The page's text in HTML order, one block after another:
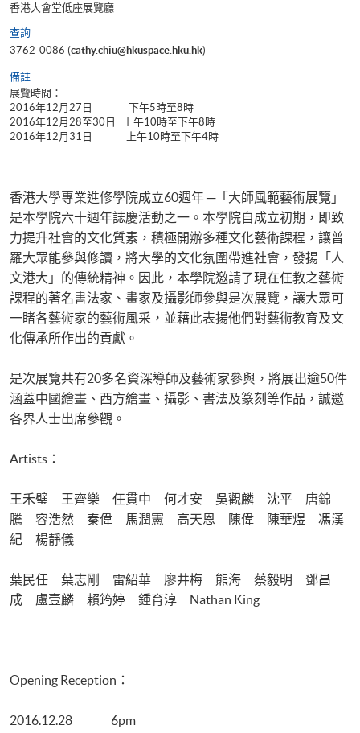
香港大會堂低座展覽廳
查詢
3762-0086 (cathy.chiu@hkuspace.hku.hk)
備註
展覽時間：
2016年12月27日 下午5時至8時
2016年12月28至30日 上午10時至下午8時
2016年12月31日 上午10時至下午4時
香港大學專業進修學院成立60週年 ─「大師風範藝術展覽」
是本學院六十週年誌慶活動之一。本學院自成立初期，即致
力提升社會的文化質素，積極開辦多種文化藝術課程，讓普
羅大眾能參與修讀，將大學的文化氛圍帶進社會，發揚「人
文港大」的傳統精神。因此，本學院邀請了現在任教之藝術
課程的著名書法家、畫家及攝影師參與是次展覽，讓大眾可
一睹各藝術家的藝術風采，並藉此表揚他們對藝術教育及文
化傳承所作出的貢獻。
是次展覽共有20多名資深導師及藝術家參與，將展出逾50件
涵蓋中國繪畫、西方繪畫、攝影、書法及篆刻等作品，誠邀
各界人士出席參觀。
Artists：
王禾璧 王齊樂 任貫中 何才安 吳觀麟 沈平 唐錦
騰 容浩然 秦偉 馬潤憲 高天恩 陳偉 陳華煜 馮漢
紀 楊靜儀
葉民任 葉志剛 雷紹華 廖井梅 熊海 蔡毅明 鄧昌
成 盧壹麟 賴筠婷 鍾育淳 Nathan King
Opening Reception：
2016.12.28 6pm